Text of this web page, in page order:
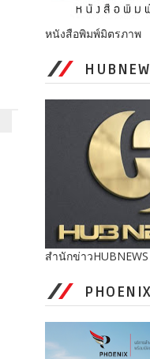
หนังสือพิมพ์มิตรภาพ
สำนักข่าวHUBNEWS